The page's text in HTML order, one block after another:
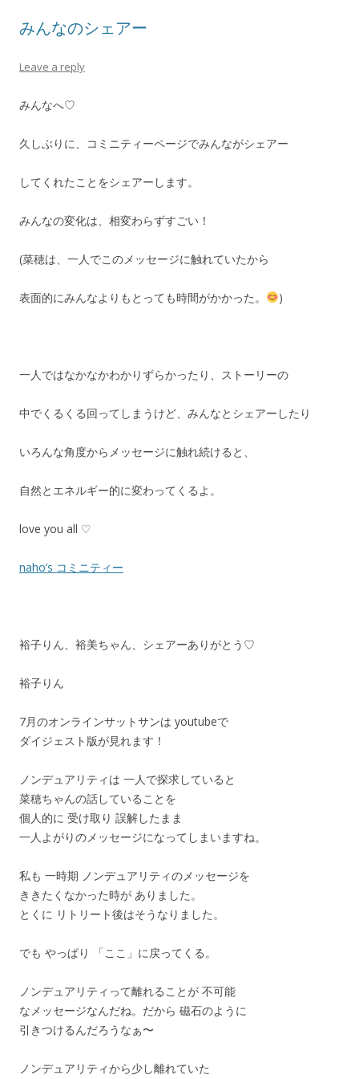
みんなのシェアー
Leave a reply
みんなへ♡
久しぶりに、コミニティーページでみんながシェアー
してくれたことをシェアーします。
みんなの変化は、相変わらずすごい！
(菜穂は、一人でこのメッセージに触れていたから
表面的にみんなよりもとっても時間がかかった。 )
一人ではなかなかわかりずらかったり、ストーリーの
中でくるくる回ってしまうけど、みんなとシェアーしたり
いろんな角度からメッセージに触れ続けると、
自然とエネルギー的に変わってくるよ。
love you all ♡
naho’s コミニティー
裕子りん、裕美ちゃん、シェアーありがとう♡
裕子りん
7月のオンラインサットサンは youtubeで
ダイジェスト版が見れます！
ノンデュアリティは 一人で探求していると
菜穂ちゃんの話していることを
個人的に 受け取り 誤解したまま
一人よがりのメッセージになってしまいますね。
私も 一時期 ノンデュアリティのメッセージを
ききたくなかった時が ありました。
とくに リトリート後はそうなりました。
でも やっぱり 「ここ」に戻ってくる。
ノンデュアリティって離れることが 不可能
なメッセージなんだね。だから 磁石のように
引きつけるんだろうなぁ〜
ノンデュアリティから少し離れていた